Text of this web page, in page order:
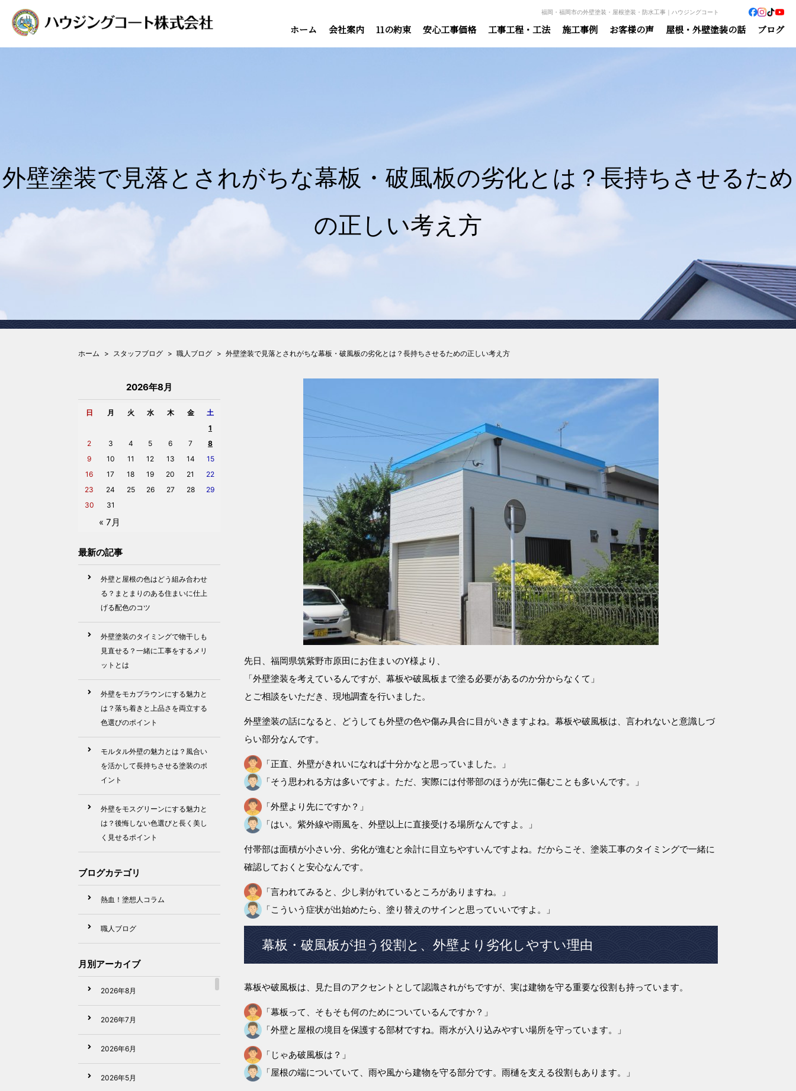
福岡・福岡市の外壁塗装・屋根塗装・防水工事｜ハウジングコート
ホーム 会社案内 11の約束 安心工事価格 工事工程・工法 施工事例 お客様の声 屋根・外壁塗装の話 ブログ
外壁塗装で見落とされがちな幕板・破風板の劣化とは？長持ちさせるため
の正しい考え方
ホーム スタッフブログ 職人ブログ 外壁塗装で見落とされがちな幕板・破風板の劣化とは？長持ちさせるための正しい考え方
先日、福岡県筑紫野市原田にお住まいのY様より、
「外壁塗装を考えているんですが、幕板や破風板まで塗る必要があるのか分からなくて」
とご相談をいただき、現地調査を行いました。
外壁塗装の話になると、どうしても外壁の色や傷み具合に目がいきますよね。幕板や破風板は、言われないと意識しづ
らい部分なんです。
「正直、外壁がきれいになれば十分かなと思っていました。」
「そう思われる方は多いですよ。ただ、実際には付帯部のほうが先に傷むことも多いんです。」
「外壁より先にですか？」
「はい。紫外線や雨風を、外壁以上に直接受ける場所なんですよ。」
付帯部は面積が小さい分、劣化が進むと余計に目立ちやすいんですよね。だからこそ、塗装工事のタイミングで一緒に
確認しておくと安心なんです。
「言われてみると、少し剥がれているところがありますね。」
「こういう症状が出始めたら、塗り替えのサインと思っていいですよ。」
幕板・破風板が担う役割と、外壁より劣化しやすい理由
幕板や破風板は、見た目のアクセントとして認識されがちですが、実は建物を守る重要な役割も持っています。
「幕板って、そもそも何のためについているんですか？」
「外壁と屋根の境目を保護する部材ですね。雨水が入り込みやすい場所を守っています。」
「じゃあ破風板は？」
「屋根の端についていて、雨や風から建物を守る部分です。雨樋を支える役割もあります。」
2026年8月
日 月 火 水 木 金 土
« 7月
1
2
3 4 5 6 7
8
9
10 11 12 13 14
15
16
17 18 19 20 21
22
23
24 25 26 27 28
29
30
31
最新の記事
外壁と屋根の色はどう組み合わせ
る？まとまりのある住まいに仕上
げる配色のコツ
外壁塗装のタイミングで物干しも
見直せる？一緒に工事をするメリ
ットとは
外壁をモカブラウンにする魅力と
は？落ち着きと上品さを両立する
色選びのポイント
モルタル外壁の魅力とは？風合い
を活かして長持ちさせる塗装のポ
イント
外壁をモスグリーンにする魅力と
は？後悔しない色選びと長く美し
く見せるポイント
ブログカテゴリ
熱血！塗想人コラム
職人ブログ
月別アーカイブ
2026年8月
2026年7月
2026年6月
2026年5月